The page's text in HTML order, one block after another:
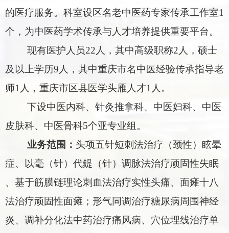
的医疗服务。 科室设 区名老中医药专家传承工作室1
个 ，为中医药学术传承与人才培养提供重要平台。
现有医护人员22人，其中高级职称2人， 硕士
及以上学历9人 ， 其中重庆市名中医经验传承指导老
师1人，重庆市区县医学头雁人才1人 。
下设中医内科、针灸推拿科、中医妇科、中医
皮肤科、中医骨科5个亚专业组 。
业务范围： 头项五针短刺法治疗（颈性）眩晕
症、
以毫（针）代鍉（针）调脉法治疗顽固性失眠
、 基于筋膜链理论刺血法治疗实性头痛、 面瘫十八
法治疗顽固性面瘫 ； 形气同调治疗糖尿病周围神经
炎、 调补分化法中药治疗痛风病、 穴位埋线治疗单